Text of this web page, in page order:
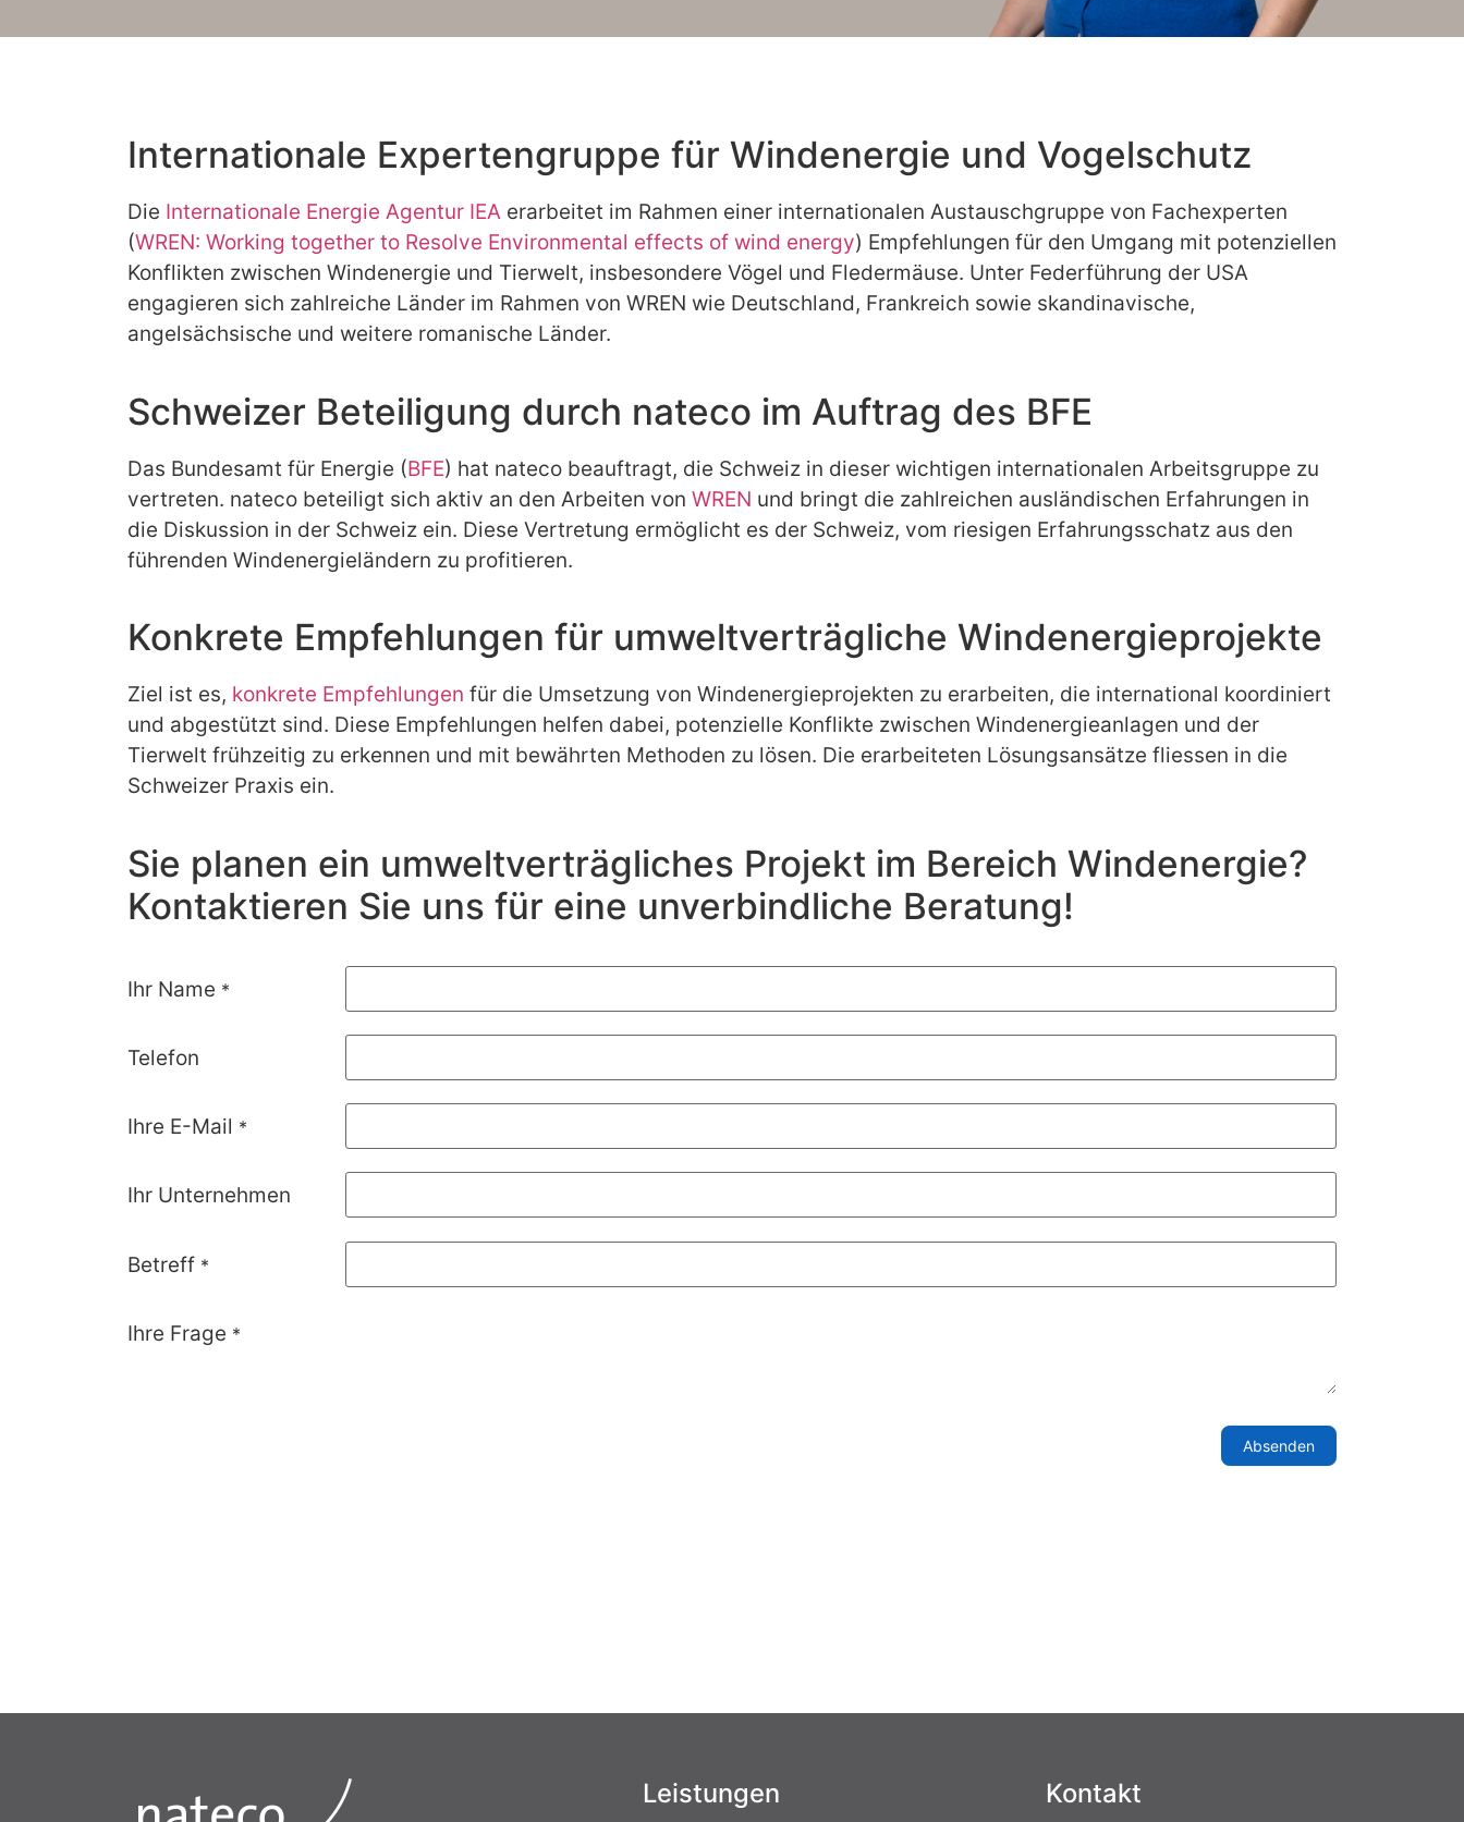
Internationale Expertengruppe für Windenergie und Vogelschutz
Die Internationale Energie Agentur IEA erarbeitet im Rahmen einer internationalen Austauschgruppe von Fachexperten
(WREN: Working together to Resolve Environmental effects of wind energy) Empfehlungen für den Umgang mit potenziellen
Konflikten zwischen Windenergie und Tierwelt, insbesondere Vögel und Fledermäuse. Unter Federführung der USA
engagieren sich zahlreiche Länder im Rahmen von WREN wie Deutschland, Frankreich sowie skandinavische,
angelsächsische und weitere romanische Länder.
Schweizer Beteiligung durch nateco im Auftrag des BFE
Das Bundesamt für Energie (BFE) hat nateco beauftragt, die Schweiz in dieser wichtigen internationalen Arbeitsgruppe zu
vertreten. nateco beteiligt sich aktiv an den Arbeiten von WREN und bringt die zahlreichen ausländischen Erfahrungen in
die Diskussion in der Schweiz ein. Diese Vertretung ermöglicht es der Schweiz, vom riesigen Erfahrungsschatz aus den
führenden Windenergieländern zu profitieren.
Konkrete Empfehlungen für umweltverträgliche Windenergieprojekte
Ziel ist es, konkrete Empfehlungen für die Umsetzung von Windenergieprojekten zu erarbeiten, die international koordiniert
und abgestützt sind. Diese Empfehlungen helfen dabei, potenzielle Konflikte zwischen Windenergieanlagen und der
Tierwelt frühzeitig zu erkennen und mit bewährten Methoden zu lösen. Die erarbeiteten Lösungsansätze fliessen in die
Schweizer Praxis ein.
Sie planen ein umweltverträgliches Projekt im Bereich Windenergie?
Kontaktieren Sie uns für eine unverbindliche Beratung!
Ihr Name *
Telefon
Ihre E-Mail *
Ihr Unternehmen
Betreff *
Ihre Frage *
Absenden
Leistungen Kontakt